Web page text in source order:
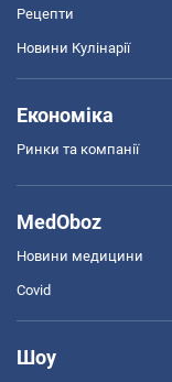
Рецепти
Новини Кулінарії
Економіка
Ринки та компанії
MedOboz
Новини медицини
Covid
Шоу